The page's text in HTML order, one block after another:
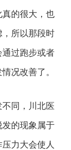
的很大，也
所以那段时
过跑步或者
况改善了。
同，川北医
的现象属于
力大会使人